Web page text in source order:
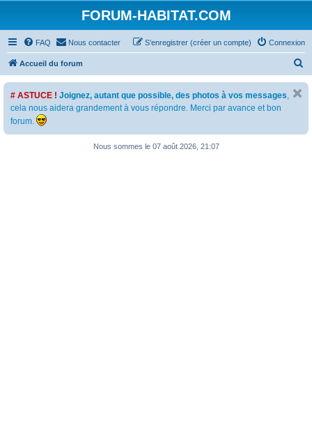
FORUM-HABITAT.COM
FAQ Nous contacter Connexion
S’enregistrer (créer un compte)
Accueil du forum
e
# ASTUCE ! Joignez, autant que possible, des photos à vos messages,
cela nous aidera grandement à vous répondre. Merci par avance et bon
forum.
Nous sommes le 07 août 2026, 21:07